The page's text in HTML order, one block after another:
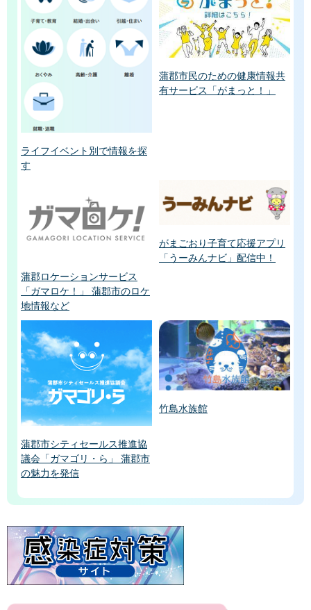
ライフイベント別で情報を探
す
蒲郡市民のための健康情報共
有サービス「がまっと！」
蒲郡ロケーションサービス
「ガマロケ！」 蒲郡市のロケ
地情報など
がまごおり子育て応援アプリ
「うーみんナビ」配信中！
蒲郡市シティセールス推進協
議会「ガマゴリ・ら」 蒲郡市
の魅力を発信
竹島水族館